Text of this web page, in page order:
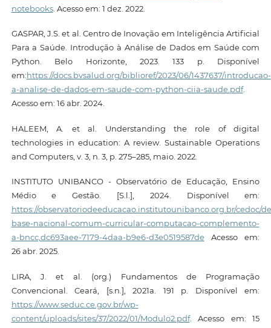
notebooks. Acesso em: 1 dez. 2022.
GASPAR, J.S. et al. Centro de Inovação em Inteligência Artificial
Para a Saúde. Introdução à Análise de Dados em Saúde com
Python. Belo Horizonte, 2023. 133 p. Disponível
em:https://docs.bvsalud.org/biblioref/2023/06/1437637/introducao-
a-analise-de-dados-em-saude-com-python-ciia-saude.pdf.
Acesso em: 16 abr. 2024.
HALEEM, A. et al. Understanding the role of digital
technologies in education: A review. Sustainable Operations
and Computers, v. 3, n. 3, p. 275–285, maio. 2022.
INSTITUTO UNIBANCO - Observatório de Educação, Ensino
Médio e Gestão. [S.l.], 2024. Disponível em:
https://observatoriodeeducacao.institutounibanco.org.br/cedoc/
base-nacional-comum-curricular-computacao-complemento-
a-bncc,dc693aee-7179-4daa-b9e6-d3e0519587deAcesso em:
26 abr. 2025.
LIRA, J. et al. (org.) Fundamentos de Programação
Convencional. Ceará, [s.n.], 2021a. 191 p. Disponível em:
https://www.seduc.ce.gov.br/wp-
content/uploads/sites/37/2022/01/Modulo2.pdf. Acesso em: 15